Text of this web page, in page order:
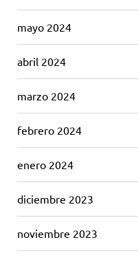
mayo 2024
abril 2024
marzo 2024
febrero 2024
enero 2024
diciembre 2023
noviembre 2023